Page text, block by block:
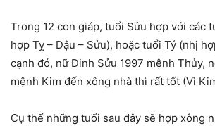
Trong 12 con giáp, tuổi Sửu hợp với các
hợp Tỵ – Dậu – Sửu), hoặc tuổi Tý (nhị
cạnh đó, nữ Đinh Sửu 1997 mệnh Thủy,
mệnh Kim đến xông nhà thì rất tốt (Vì
Cụ thể những tuổi sau đây sẽ hợp xông